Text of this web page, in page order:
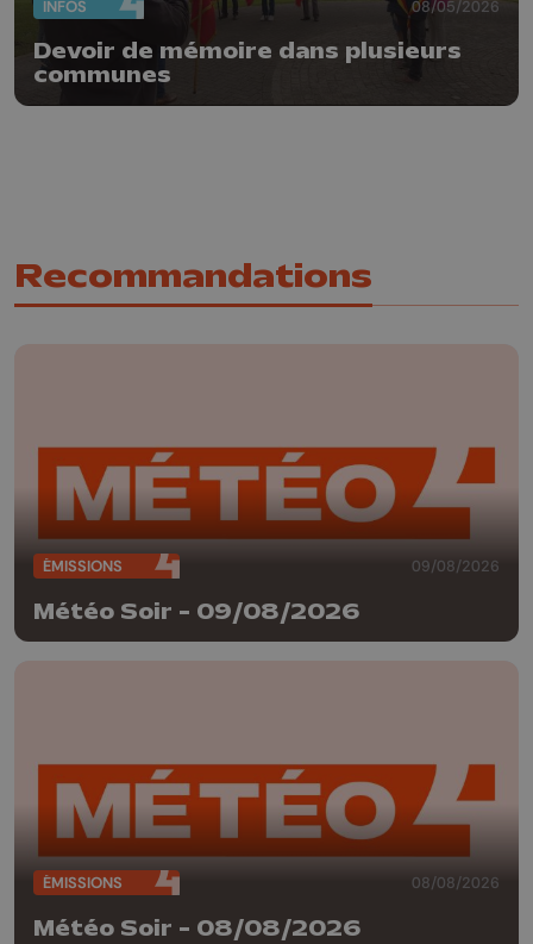
INFOS 08/05/2026
Devoir de mémoire dans plusieurs
communes
Recommandations
ÉMISSIONS 09/08/2026
Météo Soir - 09/08/2026
ÉMISSIONS 08/08/2026
Météo Soir - 08/08/2026